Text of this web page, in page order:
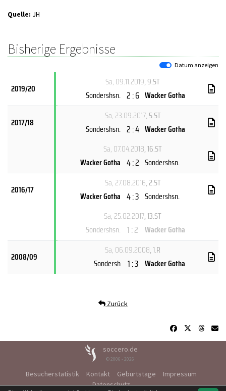
Quelle: JH
Bisherige Ergebnisse
Datum anzeigen
2019/20
Sa, 09.11.2019, 9.ST
Sondershsn. 2 : 6 Wacker Gotha
2017/18
Sa, 23.09.2017, 5.ST
Sondershsn. 2 : 4 Wacker Gotha
Sa, 07.04.2018, 16.ST
Wacker Gotha 4 : 2 Sondershsn.
2016/17
Sa, 27.08.2016, 2.ST
Wacker Gotha 4 : 3 Sondershsn.
Sa, 25.02.2017, 13.ST
Sondershsn. 1 : 2 Wacker Gotha
2008/09
Sa, 06.09.2008, 1.R
Sondersh 1 : 3 Wacker Gotha
Zurück
soccero.de
© 2006 - 2026
Besucherstatistik Kontakt Geburtstage
Impressum
Datenschutz